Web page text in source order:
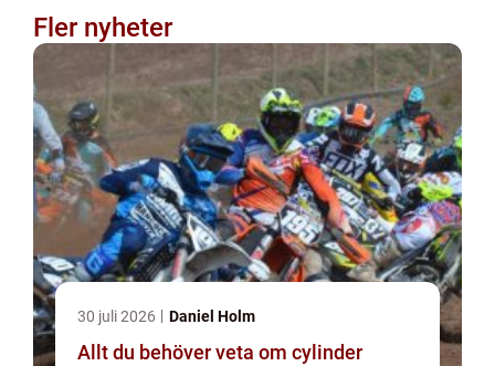
Fler nyheter
30 juli 2026 Daniel Holm
Allt du behöver veta om cylinder